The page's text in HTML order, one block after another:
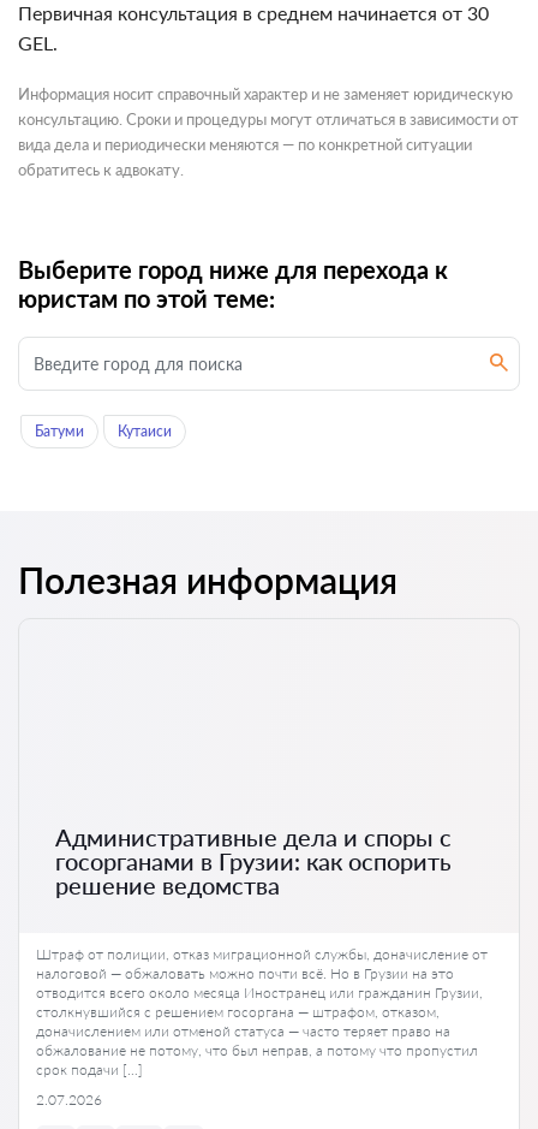
Первичная консультация в среднем начинается от 30
GEL.
Информация носит справочный характер и не заменяет юридическую
консультацию. Сроки и процедуры могут отличаться в зависимости от
вида дела и периодически меняются — по конкретной ситуации
обратитесь к адвокату.
Выберите город ниже для перехода к
юристам по этой теме:
Батуми Кутаиси
Полезная информация
Административные дела и споры с
госорганами в Грузии: как оспорить
решение ведомства
Штраф от полиции, отказ миграционной службы, доначисление от
налоговой — обжаловать можно почти всё. Но в Грузии на это
отводится всего около месяца Иностранец или гражданин Грузии,
столкнувшийся с решением госоргана — штрафом, отказом,
доначислением или отменой статуса — часто теряет право на
обжалование не потому, что был неправ, а потому что пропустил
срок подачи […]
2.07.2026